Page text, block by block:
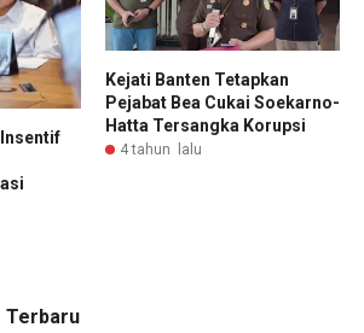
Kejati Banten Tetapkan
Pejabat Bea Cukai Soekarno-
Hatta Tersangka Korupsi
4 tahun lalu
Terbaru